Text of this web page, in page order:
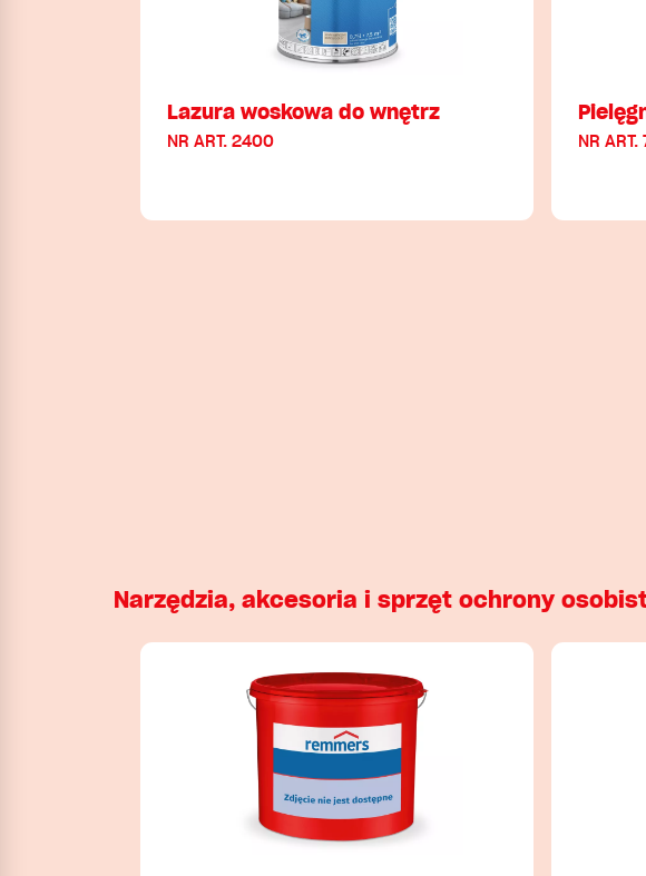
Lazura woskowa do wnętrz
NR ART. 2400 NR
Narzędzia, akcesoria i sprzęt ochrony